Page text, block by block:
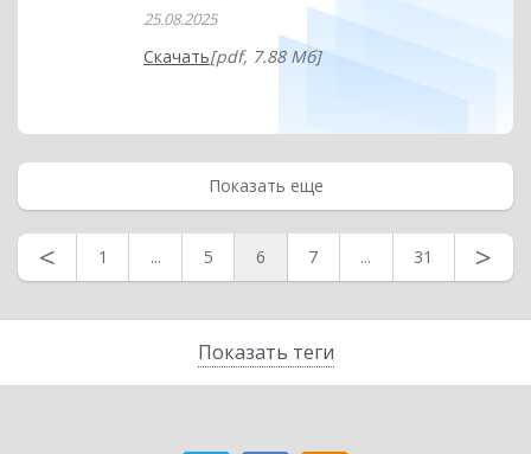
Показать теги
25.08.2025
Скачать[pdf, 7.88 Мб]
Показать еще
< 1 ... 5 6 7 ... 31 >